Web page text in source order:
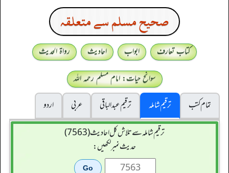
صحيح مسلم سے متعلقہ
کتاب تعارف ابواب احادیث
رواۃ الحدیث
سوانح حیات: امام مسلم رحمہ اللہ
تمام کتب
ترقیم شاملہ ترقيم عبدالباقی عربی
اردو
ترقیم شاملہ سے تلاش کل احادیث (7563)
حدیث نمبر لکھیں: